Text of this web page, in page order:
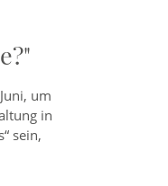
um
in
sein,